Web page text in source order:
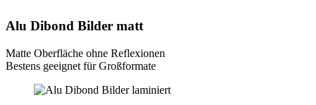
Alu Dibond Bilder matt
Matte Oberfläche ohne Reflexionen
Bestens geeignet für Großformate